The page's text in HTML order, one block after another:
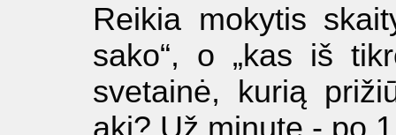
Reikia mokytis
sako“, o „kas iš
svetainė, kurią
akį? Už minutę - po